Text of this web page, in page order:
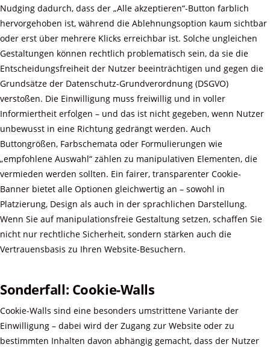
Nudging dadurch, dass der „Alle akzeptieren“-Button farblich
hervorgehoben ist, während die Ablehnungsoption kaum sichtbar
oder erst über mehrere Klicks erreichbar ist. Solche ungleichen
Gestaltungen können rechtlich problematisch sein, da sie die
Entscheidungsfreiheit der Nutzer beeinträchtigen und gegen die
Grundsätze der Datenschutz-Grundverordnung (DSGVO)
verstoßen. Die Einwilligung muss freiwillig und in voller
Informiertheit erfolgen – und das ist nicht gegeben, wenn Nutzer
unbewusst in eine Richtung gedrängt werden. Auch
Buttongrößen, Farbschemata oder Formulierungen wie
„empfohlene Auswahl“ zählen zu manipulativen Elementen, die
vermieden werden sollten. Ein fairer, transparenter Cookie-
Banner bietet alle Optionen gleichwertig an – sowohl in
Platzierung, Design als auch in der sprachlichen Darstellung.
Wenn Sie auf manipulationsfreie Gestaltung setzen, schaffen Sie
nicht nur rechtliche Sicherheit, sondern stärken auch die
Vertrauensbasis zu Ihren Website-Besuchern.
Sonderfall: Cookie-Walls
Cookie-Walls sind eine besonders umstrittene Variante der
Einwilligung – dabei wird der Zugang zur Website oder zu
bestimmten Inhalten davon abhängig gemacht, dass der Nutzer